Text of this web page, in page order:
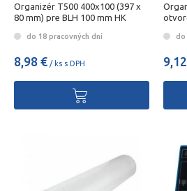
Organizér T500 400x100 (397 x
80 mm) pre BLH 100 mm HK
do 18 pracovných dní
8,98 € / ks s DPH
do